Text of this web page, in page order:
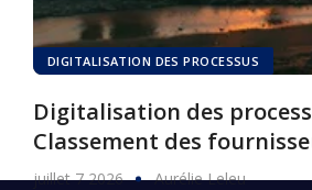
DIGITALISATION DES PROCESSUS
Digitalisation des
Classement des
logiciels, 2026
juillet 7 2026 Aurélie Leleu